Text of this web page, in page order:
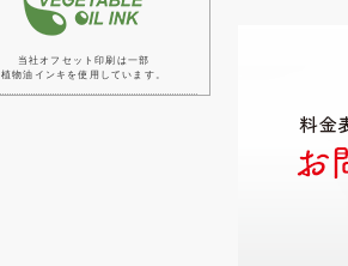
当社オフセット印刷は一部
植物油インキを使用しています。